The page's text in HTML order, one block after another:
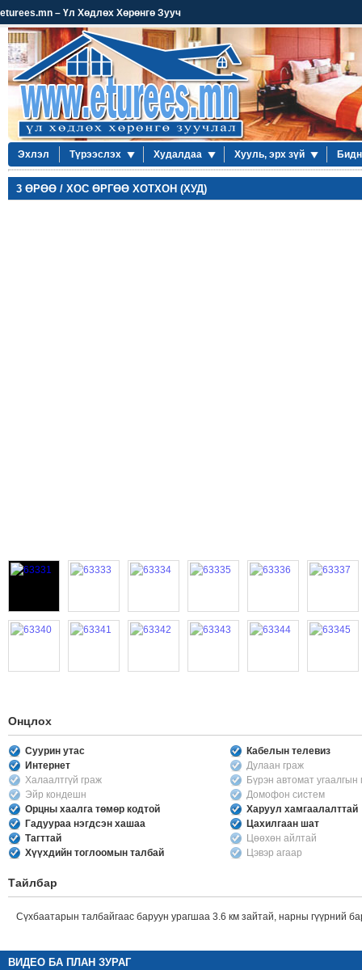
eturees.mn – Үл Хөдлөх Хөрөнгө Зууч
Эхлэл Түрээслэх Худалдаа Хууль, эрх зүй
3 ӨРӨӨ / ХОС ӨРГӨӨ ХОТХОН (ХУД)
Онцлох
Суурин утас
Кабелын телевиз
Интернет
Дулаан граж
Халаалтгүй граж
Бүрэн автомат
Эйр кондешн
Домофон систем
Орцны хаалга төмөр кодтой
Харуул хамгаалалттай
Гадуураа нэгдсэн хашаа
Цахилгаан шат
Тагттай
Цөөхөн айлтай
Хүүхдийн тоглоомын талбай
Цэвэр агаар
Тайлбар
Сүхбаатарын талбайгаас баруун урагшаа 3.6 км зайтай, нарны гүүрний
ВИДЕО БА ПЛАН ЗУРАГ